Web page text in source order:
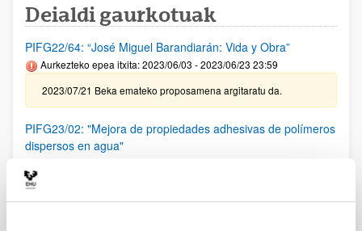
Deialdi gaurkotuak
PIFG22/64: “José Miguel Barandiarán: Vida y Obra”
Aurkezteko epea itxita: 2023/06/03 - 2023/06/23 23:59
2023/07/21 Beka emateko proposamena argitaratu da.
PIFG23/02: "Mejora de propiedades adhesivas de polímeros
dispersos en agua"